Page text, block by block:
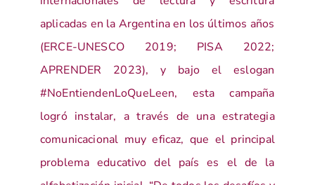
aplicadas en la Argentina en los últimos años
(ERCE-UNESCO 2019; PISA 2022;
APRENDER 2023), y bajo el eslogan
#NoEntiendenLoQueLeen, esta campaña
logró instalar, a través de una estrategia
comunicacional muy eficaz, que el principal
problema educativo del país es el de la